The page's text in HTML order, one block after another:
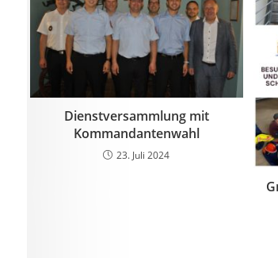
Dienstversammlung mit
Kommandantenwahl
23. Juli 2024